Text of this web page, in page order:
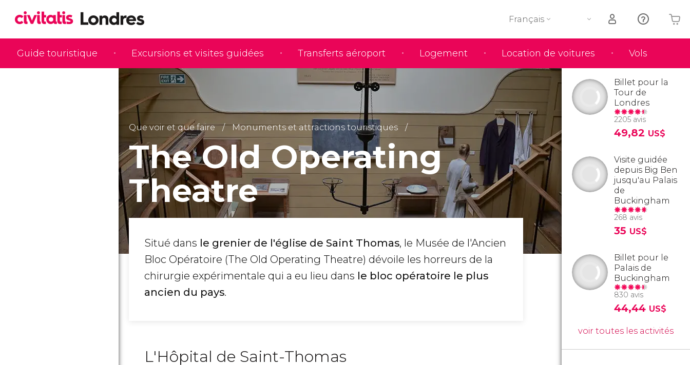
Guide touristique Excursions et visites guidées Transferts aéroport Logement Location de voitures Vols
Français
Votre panier est vide
Que voir et que faire Monuments et attractions touristiques
The Old Operating
Theatre
Situé dans le grenier de l'église de Saint Thomas, le Musée de l'Ancien
Bloc Opératoire (The Old Operating Theatre) dévoile les horreurs de la
chirurgie expérimentale qui a eu lieu dans le bloc opératoire le plus
ancien du pays.
L'Hôpital de Saint-Thomas
Billet pour la
Tour de
Londres
2205 avis
49,82 US$
Visite guidée
depuis Big Ben
jusqu'au Palais
de
Buckingham
268 avis
35 US$
Billet pour le
Palais de
Buckingham
830 avis
44,44 US$
voir toutes les activités